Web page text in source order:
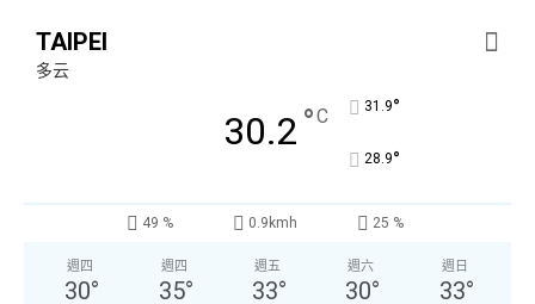
TAIPEI
多云
30.2 °C 31.9°
28.9°
49 % 0.9kmh 25 %
週四
30°
週四
35°
週五
33°
週六
30°
週日
33°